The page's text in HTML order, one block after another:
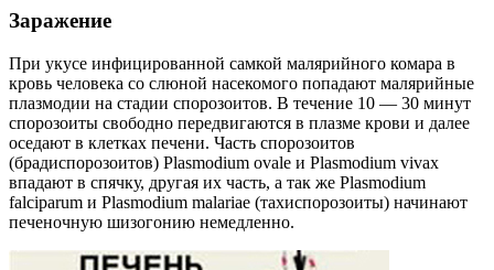
Заражение
При укусе инфицированной самкой малярийного комара в
кровь человека со слюной насекомого попадают малярийные
плазмодии на стадии спорозоитов. В течение 10 — 30 минут
спорозоиты свободно передвигаются в плазме крови и далее
оседают в клетках печени. Часть спорозоитов
(брадиспорозоитов) Plasmodium ovale и Plasmodium vivax
впадают в спячку, другая их часть, а так же Plasmodium
falciparum и Plasmodium malariaе (тахиспорозоиты) начинают
печеночную шизогонию немедленно.